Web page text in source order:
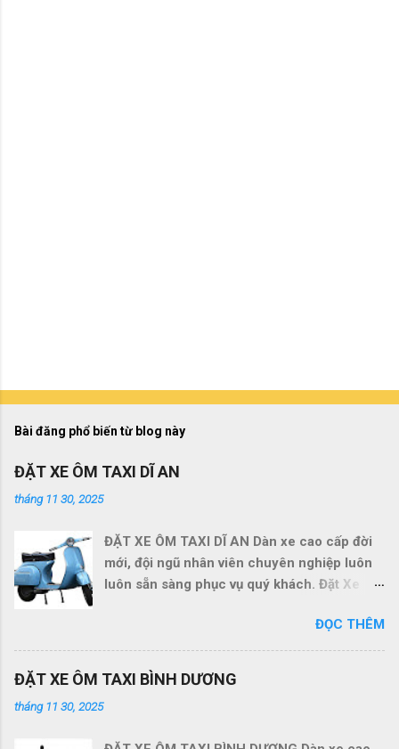
Bài đăng phổ biến từ blog này
ĐẶT XE ÔM TAXI DĨ AN
tháng 11 30, 2025
ĐẶT XE ÔM TAXI DĨ AN Dàn xe cao cấp đời
mới, đội ngũ nhân viên chuyên nghiệp luôn
luôn sẵn sàng phục vụ quý khách. Đặt Xe
https://www.datxeomtaxisieure.online Chắc
chắn sẽ làm hài lòng quý khách. Quý khách
có nhu cầu vui lòng gọi điện đến số
087.900.893 . Để được phục vụ nhanh nhất
ĐỌC THÊM
ĐẶT XE ÔM TAXI BÌNH DƯƠNG
tháng 11 30, 2025